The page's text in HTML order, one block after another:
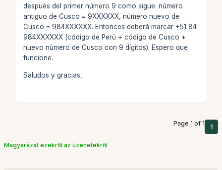
después del primer número 9 como sigue: número
antiguo de Cusco = 9XXXXXX, número nuevo de
Cusco = 984XXXXXX. Entonces deberá marcar +51 84
984XXXXXX (código de Perú + código de Cusco +
nuevo número de Cusco con 9 dígitos). Espero que
funcione.
Saludos y gracias,
Page 1 of 1 1
Magyarázat ezekről az üzenetekről